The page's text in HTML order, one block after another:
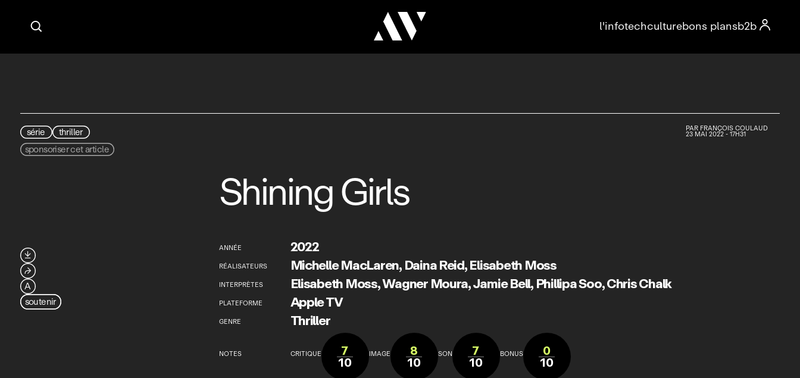

 l'infotechculturebons plansb2b
série
thriller
sponsoriser cet article
PAR FRANÇOIS COULAUD
23 MAI 2022 - 17H31
Shining Girls
ANNÉE 2022
RÉALISATEURS Michelle MacLaren,Daina Reid,Elisabeth Moss
INTERPRÈTES Elisabeth Moss,Wagner Moura,Jamie Bell,Phillipa Soo,Chris Chalk
PLATEFORME Apple TV
GENRE Thriller
NOTES CRITIQUE 7
10 IMAGE 8
10 SON 7
10 BONUS 0
10

⮫
A
soutenir